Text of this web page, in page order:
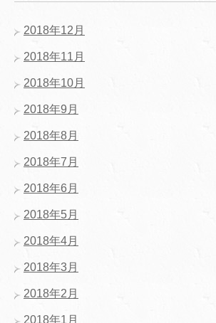
2018年12月
2018年11月
2018年10月
2018年9月
2018年8月
2018年7月
2018年6月
2018年5月
2018年4月
2018年3月
2018年2月
2018年1月